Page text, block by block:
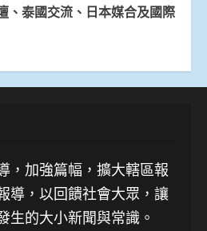
、泰國交流、日本媒合及國際
，加強篇幅，擴大轄區報
導，以回饋社會大眾，讓
生的大小新聞與常識。